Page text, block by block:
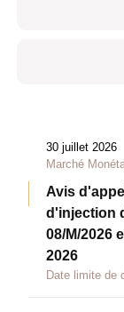
30 juillet 2026
Marché
Avis
d'injection
08/M/2026
2026
Date limite de